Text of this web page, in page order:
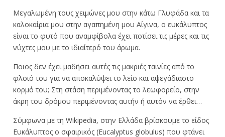
Μεγαλωμένη τους χειμώνες μου στην κάτω Γλυφάδα και τα
καλοκαίρια μου στην αγαπημένη μου Αίγινα, ο ευκάλυπτος
είναι το φυτό που αναμφίβολα έχει ποτίσει τις μέρες και τις
νύχτες μου με το ιδιαίτερό του άρωμα.
Ποιος δεν έχει μαδήσει αυτές τις μακριές ταινίες από το
φλοιό του για να αποκαλύψει το λείο και αψεγάδιαστο
κορμό του; Στη στάση περιμένοντας το λεωφορείο, στην
άκρη του δρόμου περιμένοντας αυτήν ή αυτόν να έρθει…
Σύμφωνα με τη Wikipedia, στην Ελλάδα βρίσκουμε το είδος
Ευκάλυπτος ο σφαιρικός (Eucalyptus globulus) που φτάνει